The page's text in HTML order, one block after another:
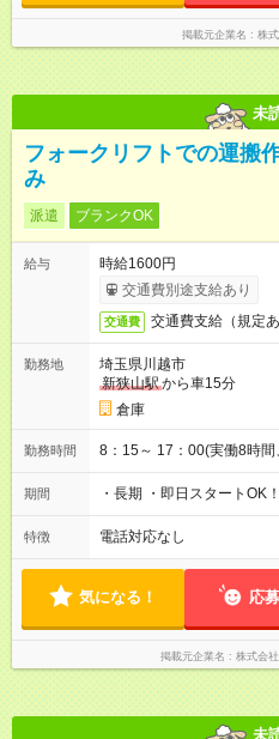
掲載元企業名 株
未
フォークリフトでの運搬
み
派遣 ブランクOK
給与
時給1600円
交通費別途支給あり
交通費 交通費支給（規定あ
勤務地
埼玉県川越市
新狭山駅から車15分
倉庫
勤務時間 8：15～ 17：00(実働8時
期間 ・長期 ・即日スタートOK！
特徴 電話対応なし
気になる！ 応
掲載元企業名 株式会
未